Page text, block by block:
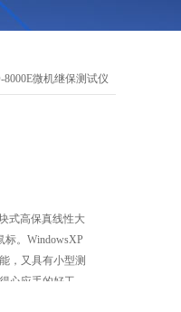
8000E微机继保测试仪
式高保真线性大
标。WindowsXP
，又具有小型测
心应手的好工